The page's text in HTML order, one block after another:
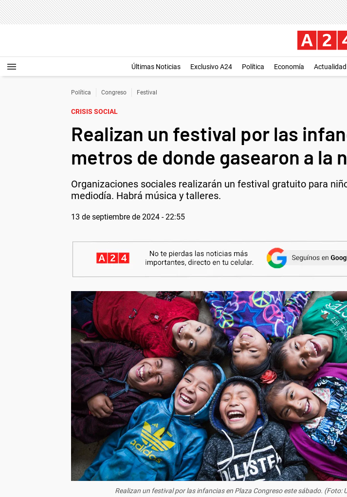
Últimas Noticias Exclusivo A24 Política Economía Actualidad
Política Congreso Festival
CRISIS SOCIAL
Realizan un festival por las
metros de donde gasearon a la
Organizaciones sociales realizarán un festival gratuito para
mediodía. Habrá música y talleres.
13 de septiembre de 2024 - 22:55
Realizan un festival por las infancias en Plaza Congreso este sábado. (Foto: